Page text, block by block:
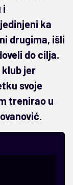
i
ka
drugima, išli
do cilja.
klub jer
svoje
trenirao u